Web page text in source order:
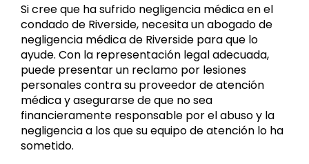
Si cree que ha sufrido negligencia médica en el
condado de Riverside, necesita un abogado de
negligencia médica de Riverside para que lo
ayude. Con la representación legal adecuada,
puede presentar un reclamo por lesiones
personales contra su proveedor de atención
médica y asegurarse de que no sea
financieramente responsable por el abuso y la
negligencia a los que su equipo de atención lo ha
sometido.